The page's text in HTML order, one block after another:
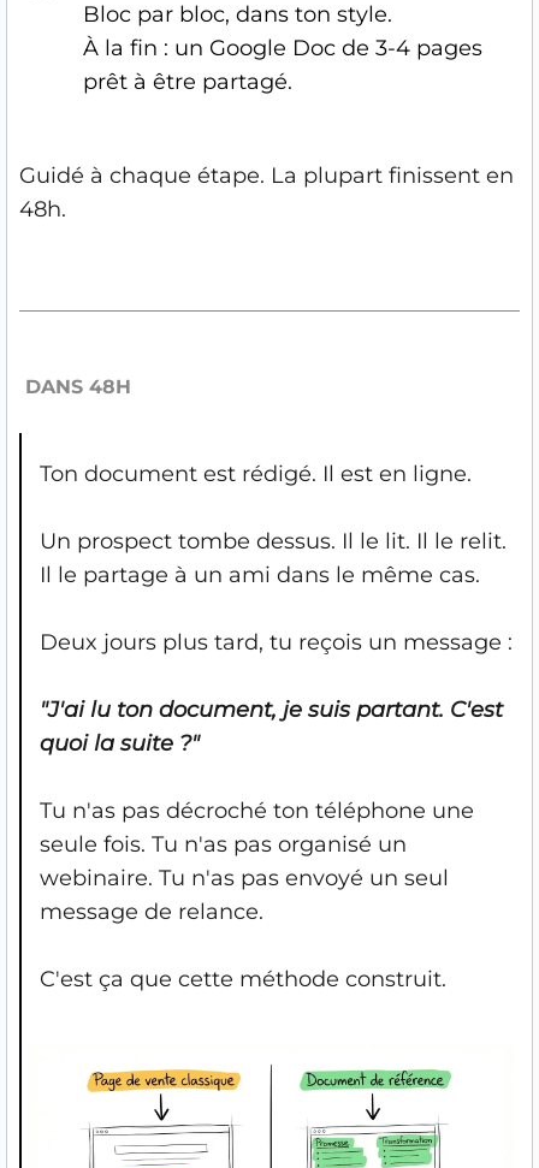
Bloc par bloc, dans ton style.
À la fin : un Google Doc de 3-4 pages
prêt à être partagé.
Guidé à chaque étape. La plupart finissent en
48h.
DANS 48H
Ton document est rédigé. Il est en ligne.
Un prospect tombe dessus. Il le lit. Il le relit.
Il le partage à un ami dans le même cas.
Deux jours plus tard, tu reçois un message :
"J'ai lu ton document, je suis partant. C'est
quoi la suite ?"
Tu n'as pas décroché ton téléphone une
seule fois. Tu n'as pas organisé un
webinaire. Tu n'as pas envoyé un seul
message de relance.
C'est ça que cette méthode construit.